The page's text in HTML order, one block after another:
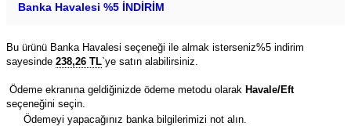
Banka Havalesi %5 İNDİRİM
Bu ürünü Banka Havalesi seçeneği ile almak isterseniz%5 indirim
sayesinde 238,26 TL`ye satın alabilirsiniz.
Ödeme ekranına geldiğinizde ödeme metodu olarak Havale/Eft
seçeneğini seçin.
Ödemeyi yapacağınız banka bilgilerimizi not alın.